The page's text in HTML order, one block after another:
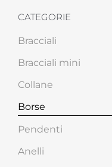
CATEGORIE
Bracciali
Bracciali mini
Collane
Borse
Pendenti
Anelli